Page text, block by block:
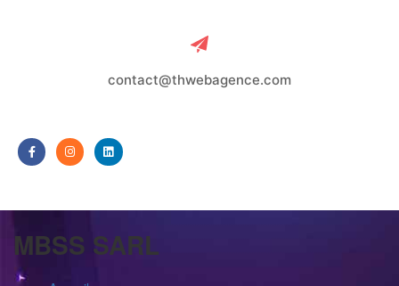
contact@thwebagence.com
MBSS SARL